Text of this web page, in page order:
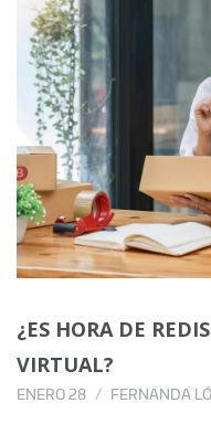
¿ES HORA DE
VIRTUAL?
ENERO 28 FERNANDA